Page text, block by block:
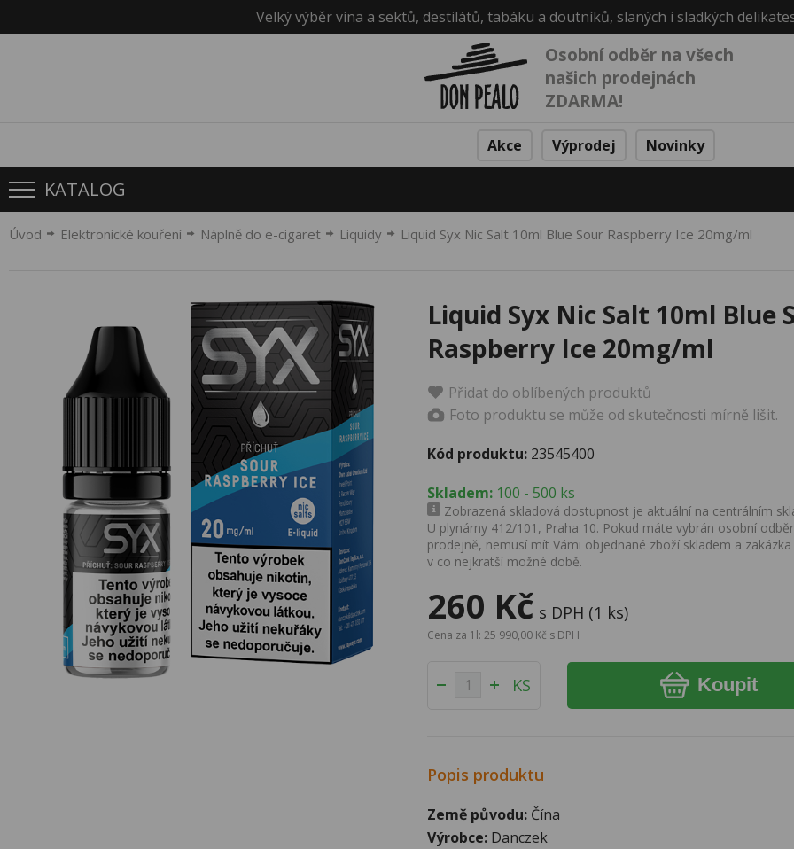
Velký výběr vína a sektů, destilátů, tabáku a doutníků, slaných i sladkých
Osobní odběr na všech
našich prodejnách
ZDARMA!
Akce Výprodej Novinky
KATALOG
Úvod Elektronické kouření Náplně do e-cigaret Liquidy Liquid Syx Nic Salt 10ml Blue Sour Raspberry Ice 20mg/ml
Liquid Syx Nic Salt 10ml Blue
Raspberry Ice 20mg/ml
Přidat do oblíbených produktů
Foto produktu se může od skutečnosti mírně lišit.
Kód produktu: 23545400
Skladem: 100 - 500 ks
Zobrazená skladová dostupnost je aktuální na centrálním
U plynárny 412/101, Praha 10. Pokud máte vybrán osobní
prodejně, nemusí mít Vámi objednané zboží skladem a
v co nejkratší možné době.
260 Kč s DPH (1 ks)
Cena za 1l: 25 990,00 Kč s DPH
KS Koupit
Popis produktu
Země původu: Čína
Výrobce: Danczek